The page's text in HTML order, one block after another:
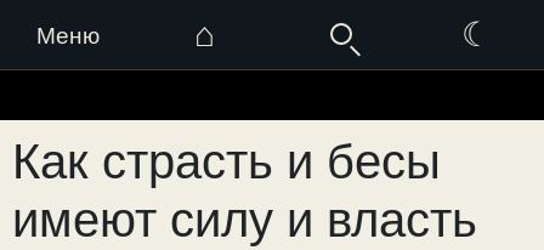
Меню ⌂ ☾
к
содержимому
Как страсть и бесы
имеют силу и власть